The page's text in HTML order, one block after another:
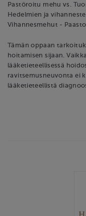
Pastöroitu mehu vs.
Hedelmien ja
Vihannesmehut -
Tämän oppaan
hoitamisen sijaan.
lääketieteellisessä
ravitsemusneuvonta ei
lääketieteellistä